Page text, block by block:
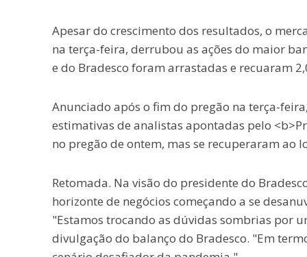
Apesar do crescimento dos resultados, o
na terça-feira, derrubou as ações do maior
e do Bradesco foram arrastadas e recuaram
Anunciado após o fim do pregão na terça-
estimativas de analistas apontadas pelo
no pregão de ontem, mas se recuperaram ao
Retomada. Na visão do presidente do
horizonte de negócios começando a se
"Estamos trocando as dúvidas sombrias por
divulgação do balanço do Bradesco. "Em